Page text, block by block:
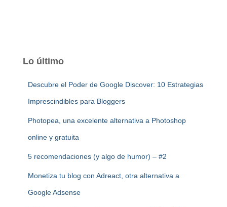
Lo último
Descubre el Poder de Google Discover: 10 Estrategias
Imprescindibles para Bloggers
Photopea, una excelente alternativa a Photoshop
online y gratuita
5 recomendaciones (y algo de humor) – #2
Monetiza tu blog con Adreact, otra alternativa a
Google Adsense